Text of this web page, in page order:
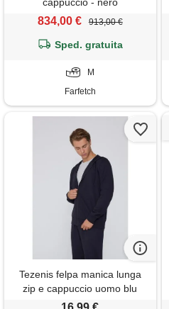
cappuccio - nero
834,00 € 913,00 €
Sped. gratuita
M
Farfetch
Tezenis felpa manica lunga
zip e cappuccio uomo blu